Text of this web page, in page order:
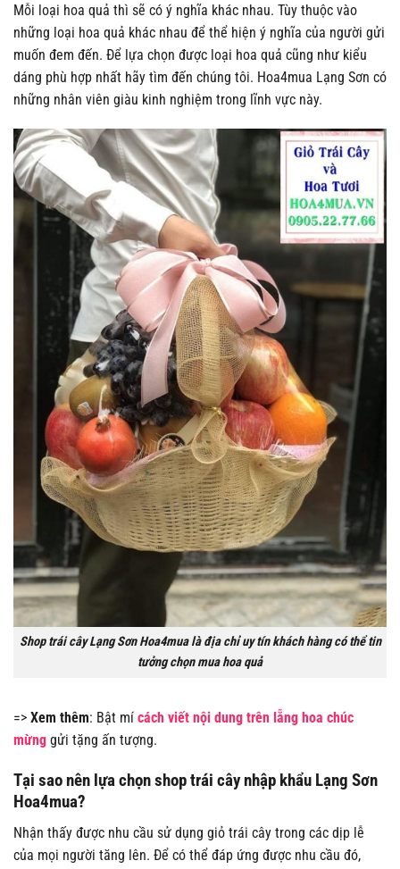
Mỗi loại hoa quả thì sẽ có ý nghĩa khác nhau. Tùy thuộc vào
những loại hoa quả khác nhau để thể hiện ý nghĩa của người gửi
muốn đem đến. Để lựa chọn được loại hoa quả cũng như kiểu
dáng phù hợp nhất hãy tìm đến chúng tôi. Hoa4mua Lạng Sơn có
những nhân viên giàu kinh nghiệm trong lĩnh vực này.
Shop trái cây Lạng Sơn Hoa4mua là địa chỉ uy tín khách hàng có thể tin
tưởng chọn mua hoa quả
=> Xem thêm: Bật mí cách viết nội dung trên lẵng hoa chúc
mừng gửi tặng ấn tượng.
Tại sao nên lựa chọn shop trái cây nhập khẩu Lạng Sơn
Hoa4mua?
Nhận thấy được nhu cầu sử dụng giỏ trái cây trong các dịp lễ
của mọi người tăng lên. Để có thể đáp ứng được nhu cầu đó,